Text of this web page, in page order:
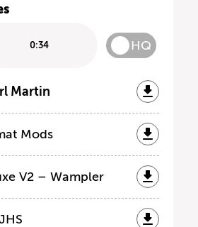
0:34 HQ
Martin
Mods
V2 – Wampler